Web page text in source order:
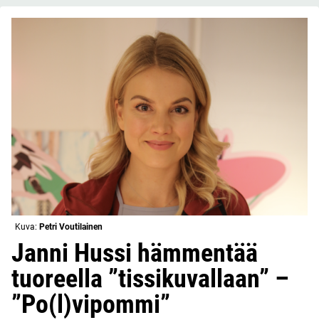
Kuva: Petri Voutilainen
Janni Hussi hämmentää
tuoreella ”tissikuvallaan” –
”Po(l)vipommi”